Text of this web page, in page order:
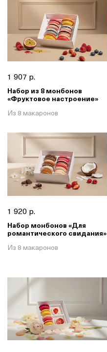
1 907 р.
Набор из 8 монбонов
«Фруктовое настроение»
Из 8 макаронов
1 920 р.
Набор монбонов «Для
романтического свидания»
Из 8 макаронов